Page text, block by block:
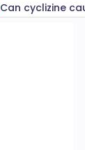
Can cyclizine